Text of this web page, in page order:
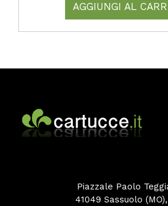
AGGIUNGI AL
Piazzale Paolo
41049 Sassuolo